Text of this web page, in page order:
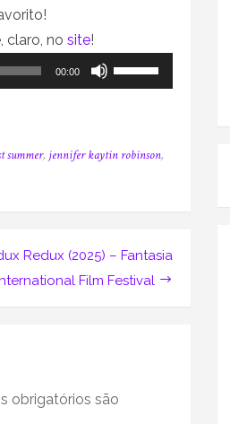
claro, no site!
00:00
Use
as
para
aumentar
summer, jennifer kaytin robinson,
Redux (2025) – Fantasia
Film Festival
obrigatórios são